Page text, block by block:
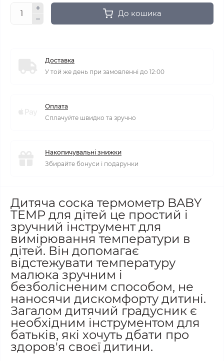
До кошика
Доставка
У той же день при замовленні до 12:00
Оплата
Сплачуйте швидко та зручно
Накопичувальні знижки
Збирайте бонуси і подарунки
Дитяча соска термометр BABY
TEMP для дітей це простий і
зручний інструмент для
вимірювання температури в
дітей. Він допомагає
відстежувати температуру
малюка зручним і
безболісненим способом, не
наносячи дискомфорту дитині.
Загалом дитячий градусник є
необхідним інструментом для
батьків, які хочуть дбати про
здоров'я своєї дитини.